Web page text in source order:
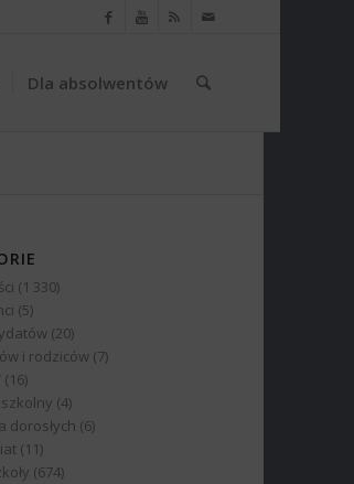
Dla absolwentów
(1 330)
(5)
(20)
i rodziców (7)
(16)
(4)
dorosłych (6)
(11)
(674)